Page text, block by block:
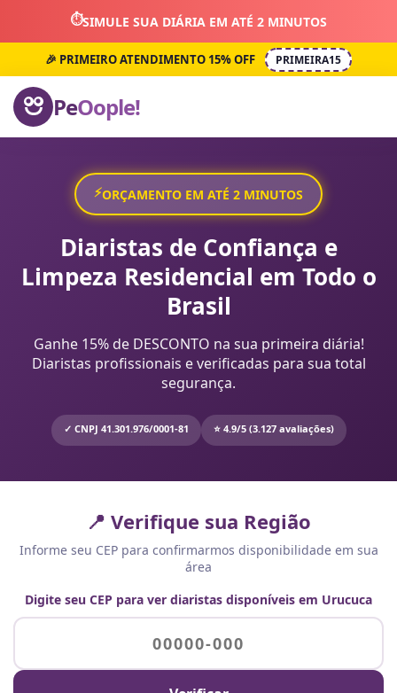
⏱️SIMULE SUA DIÁRIA EM ATÉ 2 MINUTOS
🎉 PRIMEIRO ATENDIMENTO 15% OFF PRIMEIRA15
PeOople!
⚡ORÇAMENTO EM ATÉ 2 MINUTOS
Diaristas de Confiança e
Limpeza Residencial em Todo o
Brasil
Ganhe 15% de DESCONTO na sua primeira diária!
Diaristas profissionais e verificadas para sua total
segurança.
✓ CNPJ 41.301.976/0001-81 ⭐ 4.9/5 (3.127 avaliações)
📍 Verifique sua Região
Informe seu CEP para confirmarmos disponibilidade em sua
área
Digite seu CEP para ver diaristas disponíveis em Urucuca